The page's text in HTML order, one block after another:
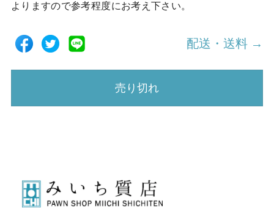
よりますので参考程度にお考え下さい。
配送・送料 →
売り切れ